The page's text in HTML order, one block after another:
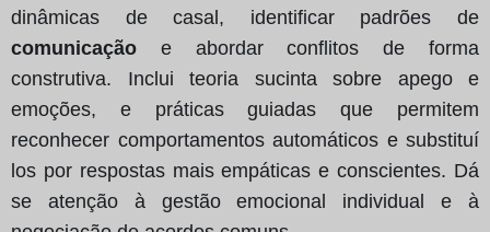
dinâmicas de casal, identificar padrões de
comunicação e abordar conflitos de forma
construtiva. Inclui teoria sucinta sobre apego e
emoções, e práticas guiadas que permitem
reconhecer comportamentos automáticos e substituí
los por respostas mais empáticas e conscientes. Dá
se atenção à gestão emocional individual e à